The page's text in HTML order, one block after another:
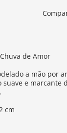
de Amor
a mão por
e marcante
cm